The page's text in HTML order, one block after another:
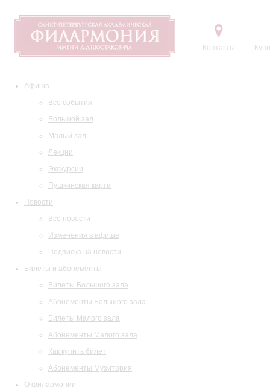
Контакты
Афиша
Все события
Большой зал
Малый зал
Лекции
Экскурсии
Пушкинская карта
Новости
Все новости
Изменения в афише
Подписка на новости
Билеты и абонементы
Билеты Большого зала
Абонементы Большого зала
Билеты Малого зала
Абонементы Малого зала
Как купить билет
Абонементы Музитория
О филармонии